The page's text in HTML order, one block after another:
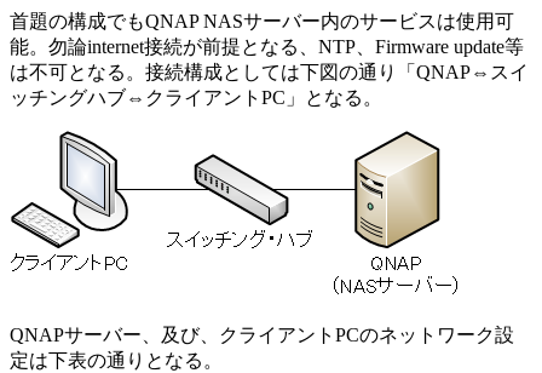
首題の構成でもQNAP NASサーバー内のサービスは使用可
能。勿論internet接続が前提となる、NTP、Firmware update等
は不可となる。接続構成としては下図の通り「QNAP⇔スイ
ッチングハブ⇔クライアントPC」となる。
QNAPサーバー、及び、クライアントPCのネットワーク設
定は下表の通りとなる。